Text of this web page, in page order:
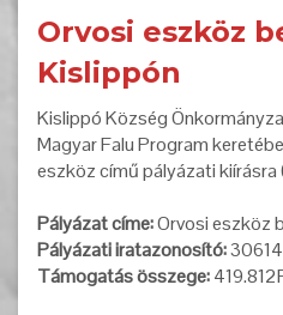
Orvosi eszköz
Kislippón
Kislippó Község
Magyar Falu Program
eszköz című pályázati
Pályázat címe:Orvosi eszköz
Pályázati iratazonosító:
Támogatás összege: